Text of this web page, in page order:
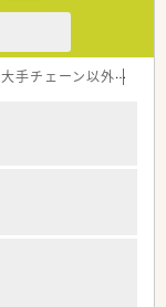
大手チェーン以外